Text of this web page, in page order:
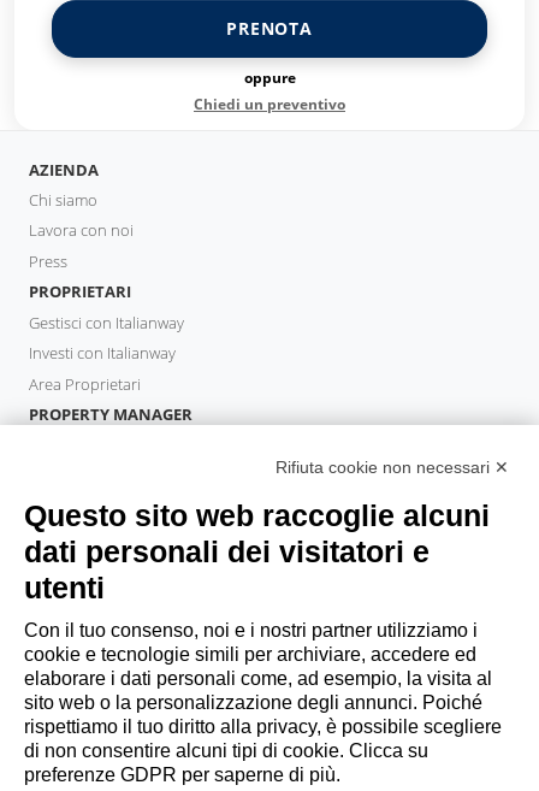
PRENOTA
oppure
Chiedi un preventivo
AZIENDA
Chi siamo
Lavora con noi
Press
PROPRIETARI
Gestisci con Italianway
Investi con Italianway
Area Proprietari
PROPERTY MANAGER
OSPITI
Prenota un soggiorno
Soggiorni lunghi
Esperienze per gli ospiti
Sconti per gli ospiti
Convenzioni per Aziende
booking@italianway.house
+390286882952
Rifiuta cookie non necessari ✕
Questo sito web raccoglie alcuni
dati personali dei visitatori e
utenti
Con il tuo consenso, noi e i nostri partner utilizziamo i
cookie e tecnologie simili per archiviare, accedere ed
elaborare i dati personali come, ad esempio, la visita al
sito web o la personalizzazione degli annunci. Poiché
rispettiamo il tuo diritto alla privacy, è possibile scegliere
di non consentire alcuni tipi di cookie. Clicca su
preferenze GDPR per saperne di più.